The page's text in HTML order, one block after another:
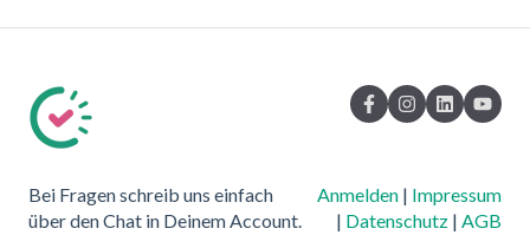
Export
System & Status
Bei Fragen schreib uns einfach
über den Chat in Deinem Account.
Anmelden | Impressum
| Datenschutz | AGB